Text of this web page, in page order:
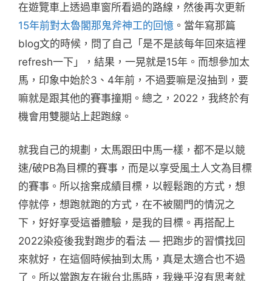
在遊覽車上透過車窗所看過的路線，然後再次更新
15年前對太魯閣那鬼斧神工的回憶 。當年寫那篇
blog文的時候，問了自己「是不是該每年回來這裡
refresh一下」，結果，一晃就是15年。而想參加太
馬，印象中始於3、4年前，不過要嘛是沒抽到，要
嘛就是跟其他的賽事撞期。總之，2022，我終於有
機會用雙腿站上起跑線。
就我自己的規劃，太馬跟田中馬一樣，都不是以競
速/破PB為目標的賽事，而是以享受風土人文為目標
的賽事。所以捨棄成績目標，以輕鬆跑的方式，想
停就停，想跑就跑的方式，在不被關門的情況之
下，好好享受這番體驗，是我的目標。再搭配上
2022染疫後我對跑步的看法 — 把跑步的習慣找回
來就好，在這個時候抽到太馬，真是太適合也不過
了。所以當跑友在揪台北馬時，我幾乎沒有思考就